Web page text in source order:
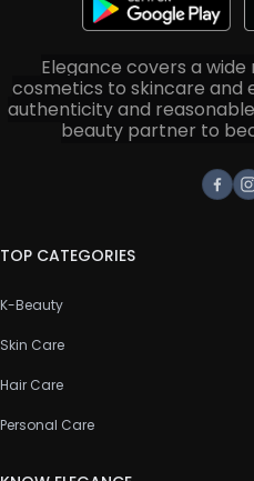
Elegance covers a
cosmetics to skincare and
authenticity and
beauty partner to
TOP CATEGORIES
K-Beauty
Skin Care
Hair Care
Personal Care